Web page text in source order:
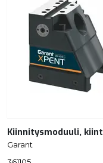
Kiinnitysmoduuli,
Garant